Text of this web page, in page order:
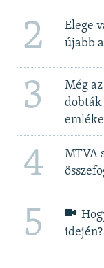
2
Elege
újabb
3
Még
dobták
4
MTVA
5
idején?